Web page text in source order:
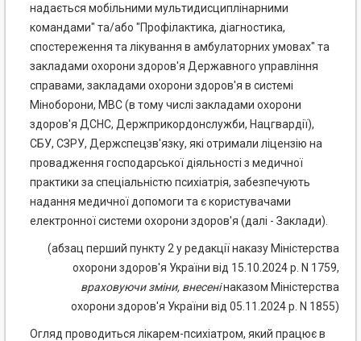
надається мобільними мультидисциплінарними
командами" та/або "Профілактика, діагностика,
спостереження та лікування в амбулаторних умовах" та
закладами охорони здоров'я Державного управління
справами, закладами охорони здоров'я в системі
Міноборони, МВС (в тому числі закладами охорони
здоров'я ДСНС, Держприкордонслужби, Нацгвардії),
СБУ, СЗРУ, Держспецзв'язку, які отримали ліцензію на
провадження господарської діяльності з медичної
практики за спеціальністю психіатрія, забезпечують
надання медичної допомоги та є користувачами
електронної системи охорони здоров'я (далі - Заклади).
(абзац перший пункту 2 у редакції наказу Міністерства
охорони здоров'я України від 15.10.2024 р. N 1759,
враховуючи зміни, внесенінаказом Міністерства
охорони здоров'я України від 05.11.2024 р. N 1855)
Огляд проводиться лікарем-психіатром, який працює в